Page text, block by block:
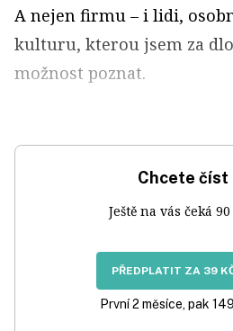
A nejen firmu – i lidi,
kulturu, kterou jsem za
možnost poznat.
Chcete číst
Ještě na vás čeká
PŘEDPLATIT ZA 39
První 2 měsíce, pak